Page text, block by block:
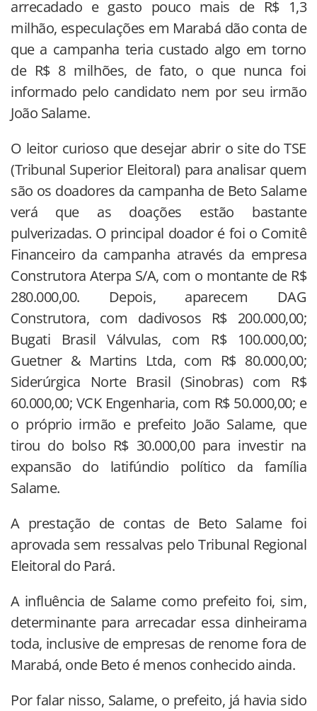
arrecadado e gasto pouco mais de R$ 1,3
milhão, especulações em Marabá dão conta de
que a campanha teria custado algo em torno
de R$ 8 milhões, de fato, o que nunca foi
informado pelo candidato nem por seu irmão
João Salame.
O leitor curioso que desejar abrir o site do TSE
(Tribunal Superior Eleitoral) para analisar quem
são os doadores da campanha de Beto Salame
verá que as doações estão bastante
pulverizadas. O principal doador é foi o Comitê
Financeiro da campanha através da empresa
Construtora Aterpa S/A, com o montante de R$
280.000,00. Depois, aparecem DAG
Construtora, com dadivosos R$ 200.000,00;
Bugati Brasil Válvulas, com R$ 100.000,00;
Guetner & Martins Ltda, com R$ 80.000,00;
Siderúrgica Norte Brasil (Sinobras) com R$
60.000,00; VCK Engenharia, com R$ 50.000,00; e
o próprio irmão e prefeito João Salame, que
tirou do bolso R$ 30.000,00 para investir na
expansão do latifúndio político da família
Salame.
A prestação de contas de Beto Salame foi
aprovada sem ressalvas pelo Tribunal Regional
Eleitoral do Pará.
A influência de Salame como prefeito foi, sim,
determinante para arrecadar essa dinheirama
toda, inclusive de empresas de renome fora de
Marabá, onde Beto é menos conhecido ainda.
Por falar nisso, Salame, o prefeito, já havia sido